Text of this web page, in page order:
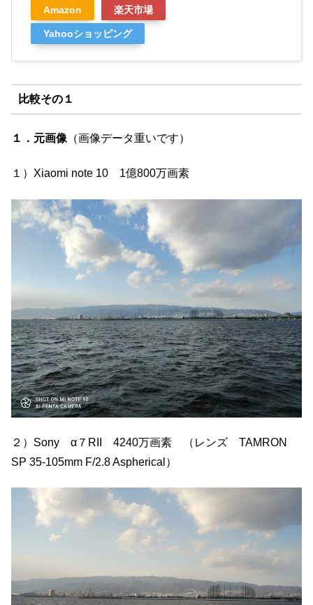
Amazon 楽天市場
Yahooショッピング
比較その１
１．元画像 （画像データ重いです）
１）Xiaomi note 10 1億800万画素
２）Sony α７RII 4240万画素 （レンズ TAMRON
SP 35-105mm F/2.8 Aspherical）